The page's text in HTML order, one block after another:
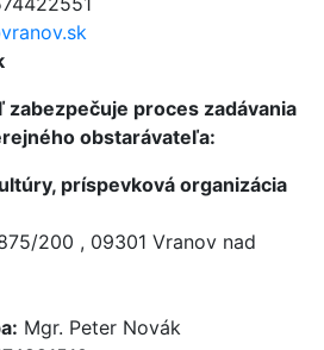
proces zadávania
obstarávateľa:
príspevková organizácia
200 , 09301 Vranov nad
Mgr. Peter Novák